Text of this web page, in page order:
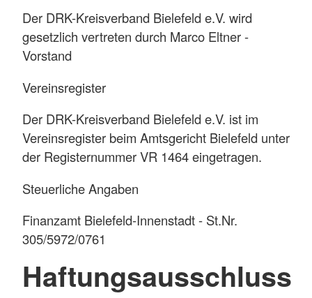
Der DRK-Kreisverband Bielefeld e.V. wird
gesetzlich vertreten durch Marco Eltner -
Vorstand
Vereinsregister
Der DRK-Kreisverband Bielefeld e.V. ist im
Vereinsregister beim Amtsgericht Bielefeld unter
der Registernummer VR 1464 eingetragen.
Steuerliche Angaben
Finanzamt Bielefeld-Innenstadt - St.Nr.
305/5972/0761
Haftungsausschluss